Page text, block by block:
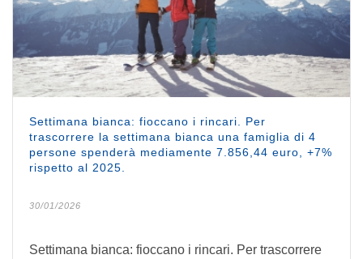
Settimana bianca: fioccano i rincari. Per
trascorrere la settimana bianca una famiglia di 4
persone spenderà mediamente 7.856,44 euro, +7%
rispetto al 2025.
30/01/2026
Settimana bianca: fioccano i rincari. Per trascorrere